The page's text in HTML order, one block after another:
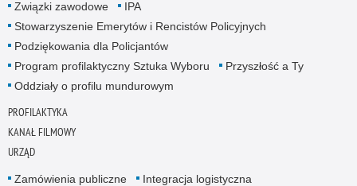
Związki zawodowe
IPA
Stowarzyszenie Emerytów i Rencistów Policyjnych
Podziękowania dla Policjantów
Program profilaktyczny Sztuka Wyboru
Przyszłość a Ty
Oddziały o profilu mundurowym
PROFILAKTYKA
KANAŁ FILMOWY
URZĄD
Zamówienia publiczne
Integracja logistyczna